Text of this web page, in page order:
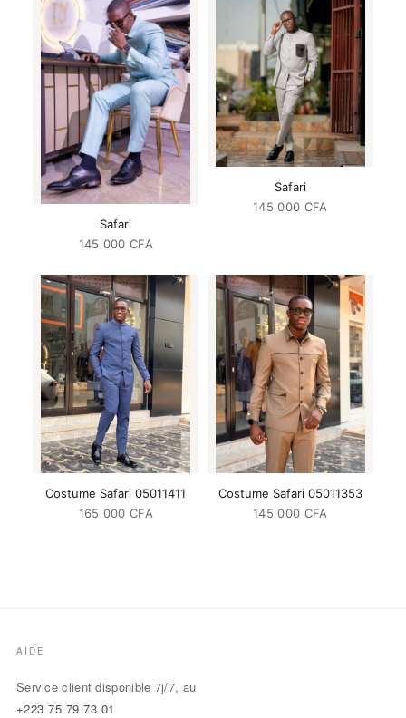
Safari
145 000 CFA
Safari
145 000 CFA
Costume Safari 05011411
165 000 CFA
Costume Safari 05011353
145 000 CFA
AIDE
Service client disponible 7j/7, au
+223 75 79 73 01